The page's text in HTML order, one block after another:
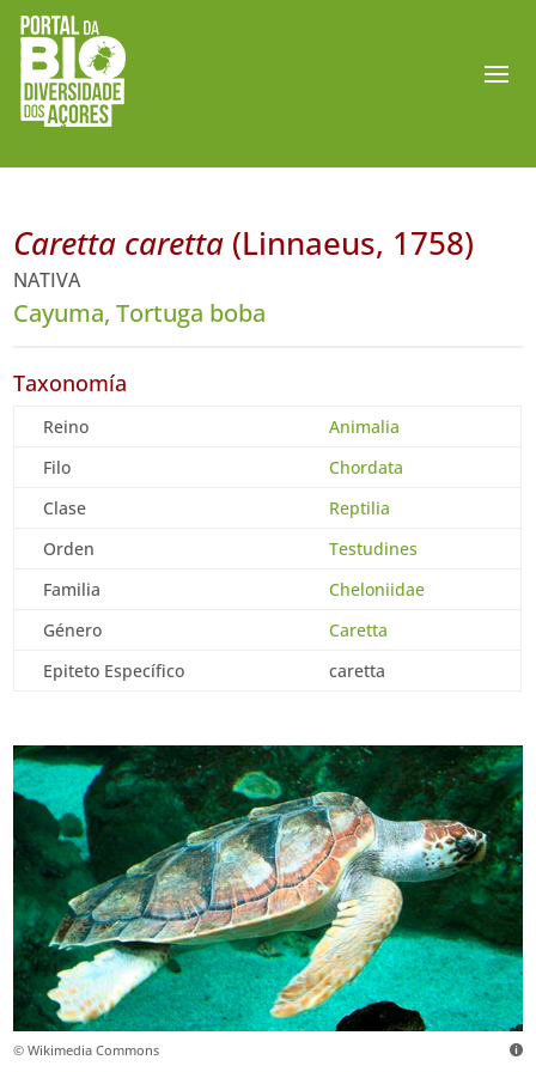
Caretta caretta (Linnaeus, 1758)
NATIVA
Cayuma, Tortuga boba
Taxonomía
Reino
Animalia
Filo
Chordata
Clase
Reptilia
Orden
Testudines
Familia
Cheloniidae
Género
Caretta
Epiteto Específico
caretta
© Wikimedia Commons